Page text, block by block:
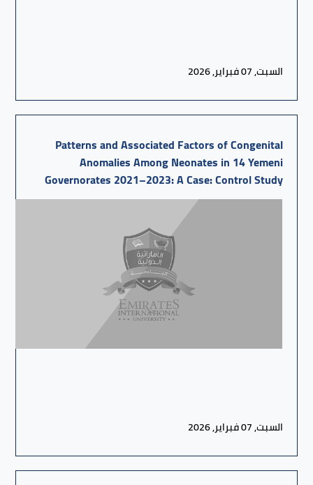
السبت, 07 فبراير, 2026
Patterns and Associated Factors of Congenital
Anomalies Among Neonates in 14 Yemeni
Governorates 2021–2023: A Case: Control Study
السبت, 07 فبراير, 2026